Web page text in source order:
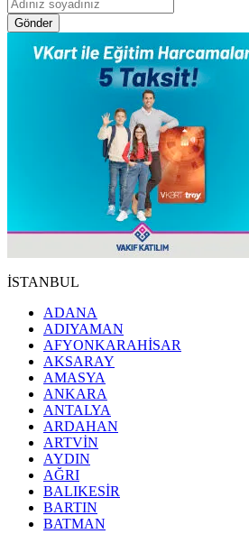
Gönder
İSTANBUL
ADANA
ADIYAMAN
AFYONKARAHİSAR
AKSARAY
AMASYA
ANKARA
ANTALYA
ARDAHAN
ARTVİN
AYDIN
AĞRI
BALIKESİR
BARTIN
BATMAN